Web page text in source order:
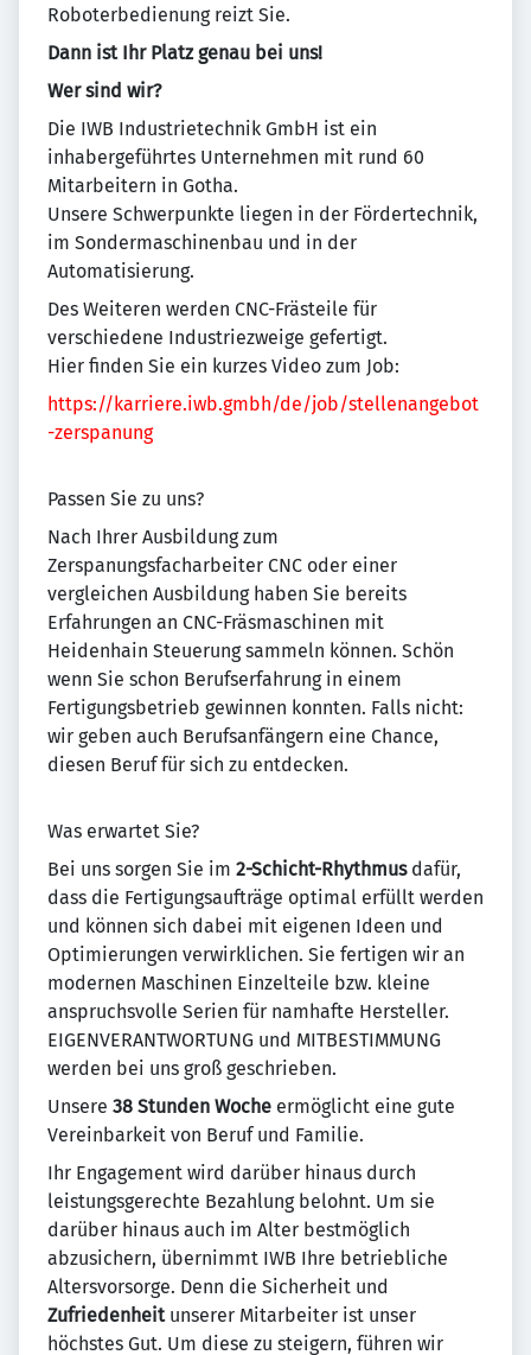
Roboterbedienung reizt Sie.
Dann ist Ihr Platz genau bei uns!
Wer sind wir?
Die IWB Industrietechnik GmbH ist ein
inhabergeführtes Unternehmen mit rund 60
Mitarbeitern in Gotha.
Unsere Schwerpunkte liegen in der Fördertechnik,
im Sondermaschinenbau und in der
Automatisierung.
Des Weiteren werden CNC-Frästeile für
verschiedene Industriezweige gefertigt.
Hier finden Sie ein kurzes Video zum Job:
https://karriere.iwb.gmbh/de/job/stellenangebot
-zerspanung
Passen Sie zu uns?
Nach Ihrer Ausbildung zum
Zerspanungsfacharbeiter CNC oder einer
vergleichen Ausbildung haben Sie bereits
Erfahrungen an CNC-Fräsmaschinen mit
Heidenhain Steuerung sammeln können. Schön
wenn Sie schon Berufserfahrung in einem
Fertigungsbetrieb gewinnen konnten. Falls nicht:
wir geben auch Berufsanfängern eine Chance,
diesen Beruf für sich zu entdecken.
Was erwartet Sie?
Bei uns sorgen Sie im 2-Schicht-Rhythmusdafür,
dass die Fertigungsaufträge optimal erfüllt werden
und können sich dabei mit eigenen Ideen und
Optimierungen verwirklichen. Sie fertigen wir an
modernen Maschinen Einzelteile bzw. kleine
anspruchsvolle Serien für namhafte Hersteller.
EIGENVERANTWORTUNG und MITBESTIMMUNG
werden bei uns groß geschrieben.
Unsere 38 Stunden Woche ermöglicht eine gute
Vereinbarkeit von Beruf und Familie.
Ihr Engagement wird darüber hinaus durch
leistungsgerechte Bezahlung belohnt. Um sie
darüber hinaus auch im Alter bestmöglich
abzusichern, übernimmt IWB Ihre betriebliche
Altersvorsorge. Denn die Sicherheit und
Zufriedenheit unserer Mitarbeiter ist unser
höchstes Gut. Um diese zu steigern, führen wir